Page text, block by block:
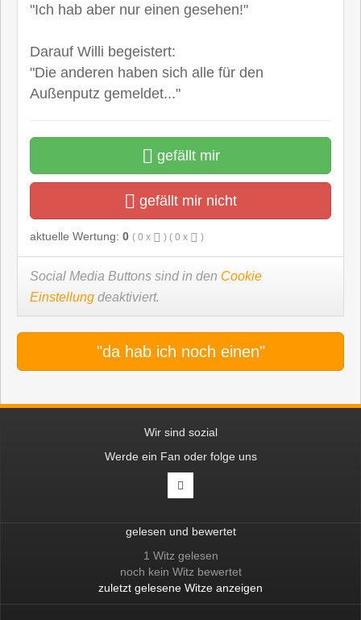
"Ich hab aber nur einen gesehen!"
Darauf Willi begeistert:
"Die anderen haben sich alle für den
Außenputz gemeldet..."
gefällt mir
gefällt mir nicht
aktuelle Wertung: 0 ( 0 x ) ( 0 x )
Social Media Buttons sind in den Cookie
Einstellung deaktiviert.
"da hab ich noch einen"
Wir sind sozial
Werde ein Fan oder folge uns
gelesen und bewertet
1 Witz gelesen
noch kein Witz bewertet
zuletzt gelesene Witze anzeigen